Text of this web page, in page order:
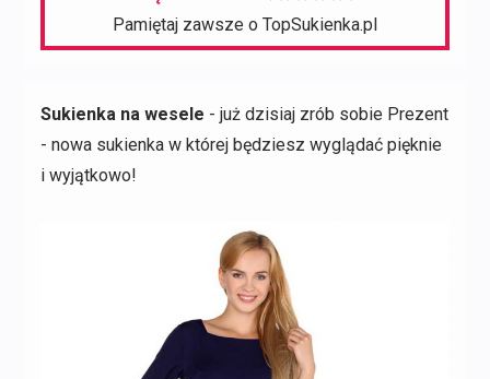
Pamiętaj zawsze o TopSukienka.pl
Sukienka na wesele - już dzisiaj zrób sobie Prezent
- nowa sukienka w której będziesz wyglądać pięknie
i wyjątkowo!